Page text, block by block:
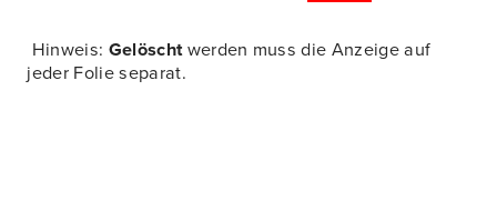
Hinweis: Gelöschtwerden muss die Anzeige auf
jeder Folie separat.